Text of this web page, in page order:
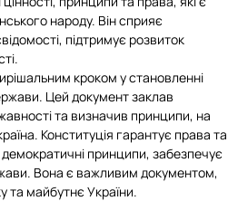
народу. Він сприяє
підтримує розвиток
кроком у становленні
Цей документ заклав
та визначив принципи, на
Конституція гарантує права та
принципи, забезпечує
Вона є важливим документом,
та майбутнє України.